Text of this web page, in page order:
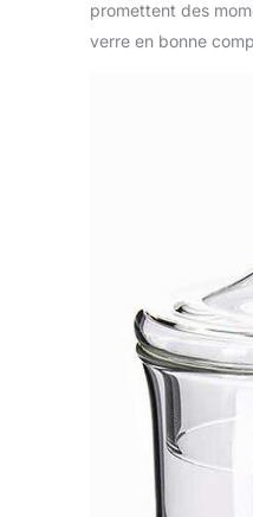
promettent des
verre en bonne